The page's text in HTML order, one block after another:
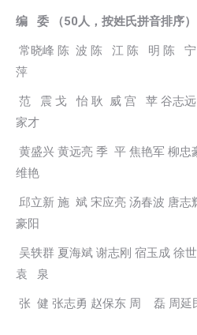
编 委 （50人，按姓氏拼音排
常晓峰 陈 波 陈 江 陈 明 陈 宁
萍
范 震 戈 怡 耿 威 宫 苹 谷志远
家才
黄盛兴 黄远亮 季 平 焦艳军 柳
维艳
邱立新 施 斌 宋应亮 汤春波 唐
豪阳
吴轶群 夏海斌 谢志刚 宿玉成 徐
袁 泉
张 健 张志勇 赵保东 周 磊 周